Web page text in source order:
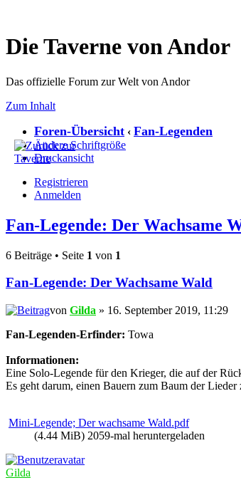
Die Taverne von Andor
Das offizielle Forum zur Welt von Andor
Zum Inhalt
Foren-Übersicht ‹ Fan-Legenden
Ändere Schriftgröße
Druckansicht
Registrieren
Anmelden
Fan-Legende: Der Wachsame
6 Beiträge • Seite 1 von 1
Fan-Legende: Der Wachsame Wald
von Gilda » 16. September 2019, 11:29
Fan-Legenden-Erfinder: Towa
Informationen:
Eine Solo-Legende für den Krieger, die auf der
Es geht darum, einen Bauern zum Baum der Lieder
Mini-Legende; Der wachsame Wald.pdf
(4.44 MiB) 2059-mal heruntergeladen
Gilda